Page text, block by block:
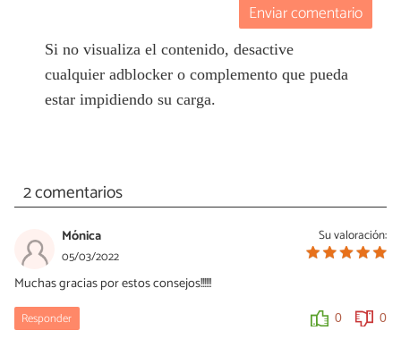
Enviar comentario
Si no visualiza el contenido, desactive
cualquier adblocker o complemento que pueda
estar impidiendo su carga.
2 comentarios
Su valoración:
Mónica
05/03/2022
Muchas gracias por estos consejos!!!!!!
Responder 0 0